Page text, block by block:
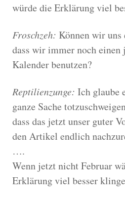
würde die Erklärung viel
Froschzeh: Können wir uns
dass wir immer noch einen
Kalender benutzen?
Reptilienzunge: Ich glaube
ganze Sache
dass das jetzt unser guter
den Artikel endlich
….
Wenn jetzt nicht Februar
Erklärung viel besser